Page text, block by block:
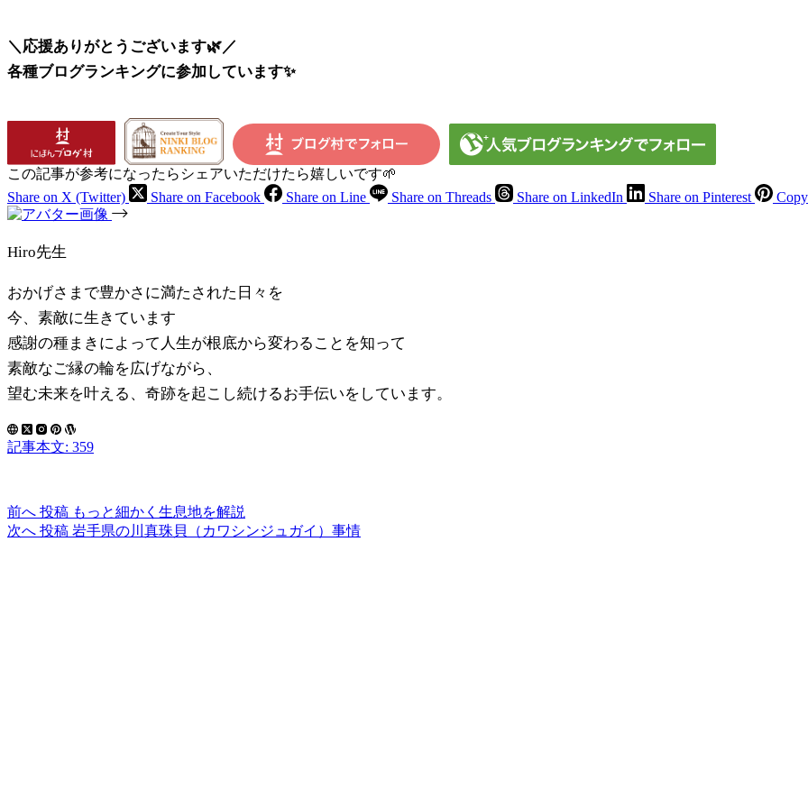
＼応援ありがとうございます🌿／
各種ブログランキングに参加しています✨
この記事が参考になったらシェアいただけたら嬉しいです🌱
Share on X (Twitter)
Share on Facebook Share on Line Share on Threads Share on LinkedIn Share on Pinterest
Hiro先生
おかげさまで豊かさに満たされた日々を
今、素敵に生きています
感謝の種まきによって人生が根底から変わることを知って
素敵なご縁の輪を広げながら、
望む未来を叶える、奇跡を起こし続けるお手伝いをしています。
記事本文: 359
前へ 投稿 もっと細かく生息地を解説
次へ 投稿 岩手県の川真珠貝（カワシンジュガイ）事情